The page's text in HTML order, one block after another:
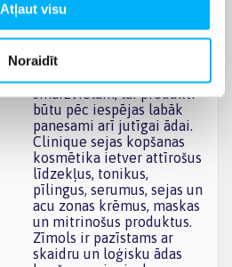
Atļaut visu
Noraidīt
novērtē maigas un
uzticamas formulas. Viens
no zīmola
pamatprincipiem ir
atteikšanās no
smaržvielām, lai produkti
būtu pēc iespējas labāk
panesami arī jutīgai ādai.
Clinique sejas kopšanas
kosmētika ietver attīrošus
līdzekļus, tonikus,
pīlingus, serumus, sejas un
acu zonas krēmus, maskas
un mitrinošus produktus.
Zīmols ir pazīstams ar
skaidru un loģisku ādas